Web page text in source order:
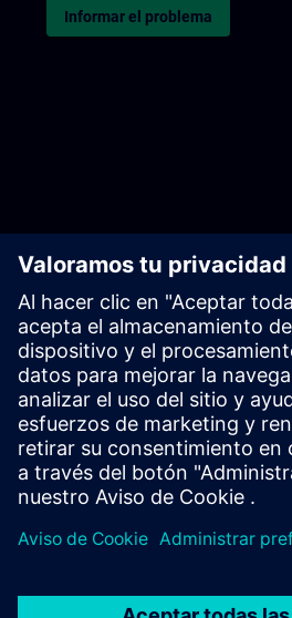
Informar el problema